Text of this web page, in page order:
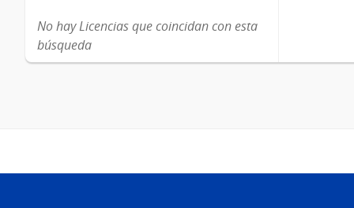
No hay Licencias que coincidan con esta
búsqueda